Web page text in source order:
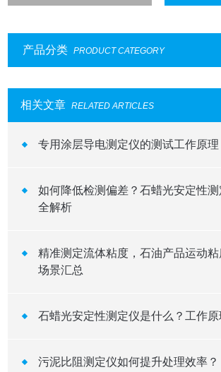
产品分类 PRODUCT CATEGORY
相关文章 RELATED ARTICLES
专用涂层导电测定仪的测试工作原理
如何降低检测偏差？石蜡光安定性
全解析
精准测定流体粘度，石油产品运动粘
场景汇总
石蜡光安定性测定仪是什么？工作
污泥比阻测定仪如何提升处理效率？